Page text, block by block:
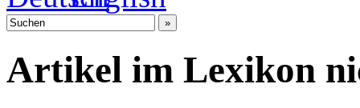
Artikel im Lexikon